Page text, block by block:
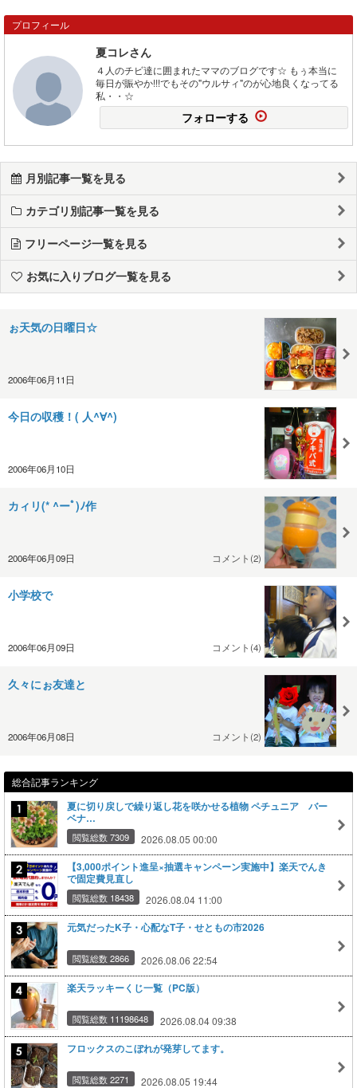
プロフィール
夏コレさん
４人のチビ達に囲まれたママのブログです☆ もぅ本当に
毎日が賑やか!!!でもその"ウルサィ"のが心地良くなってる
私・・☆
フォローする
月別記事一覧を見る
カテゴリ別記事一覧を見る
フリーページ一覧を見る
お気に入りブログ一覧を見る
ぉ天気の日曜日☆
2006年06月11日
今日の収穫！( 人^∀^)
2006年06月10日
カィリ(* ^ーﾟ)ﾉ作
2006年06月09日 コメント(2)
小学校で
2006年06月09日 コメント(4)
久々にぉ友達と
2006年06月08日 コメント(2)
総合記事ランキング
夏に切り戻しで繰り返し花を咲かせる植物 ペチュニア バー
ベナ…
閲覧総数 7309 2026.08.05 00:00
【3,000ポイント進呈×抽選キャンペーン実施中】楽天でんき
で固定費見直し
閲覧総数 18438 2026.08.04 11:00
元気だったK子・心配なT子・せともの市2026
閲覧総数 2866 2026.08.06 22:54
楽天ラッキーくじ一覧（PC版）
閲覧総数 11198648 2026.08.04 09:38
フロックスのこぼれが発芽してます。
閲覧総数 2271 2026.08.05 19:44